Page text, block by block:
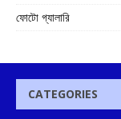
ফোটো গ্যালারি
CATEGORIES